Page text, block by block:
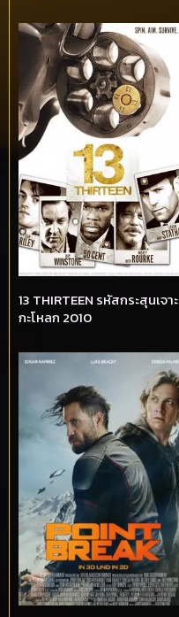
13 THIRTEEN รหัสกระสุนเจาะ
กะโหลก 2010